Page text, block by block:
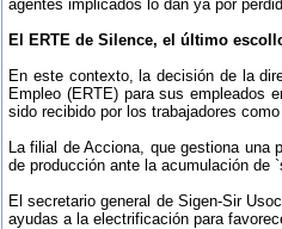
agentes implicados lo dan ya por
El ERTE de Silence, el último
En este contexto, la decisión de la
Empleo (ERTE) para sus empleados
sido recibido por los trabajadores
La filial de Acciona, que gestiona una
de producción ante la acumulación de
El secretario general de Sigen-Sir
ayudas a la electrificación para